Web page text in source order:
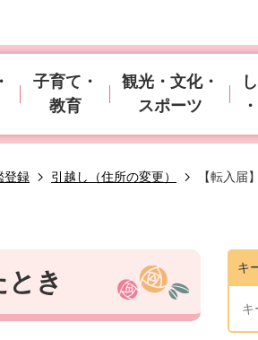
子育て・
教育
観光・文化・
スポーツ
登録 引越し（住所の変更） 【転入届
とき キ